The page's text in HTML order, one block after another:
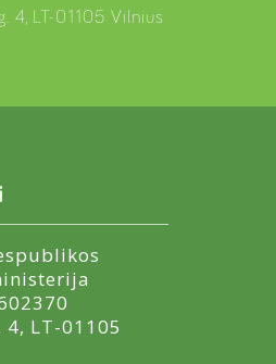
4, LT-01105 Vilnius
4, LT-01105